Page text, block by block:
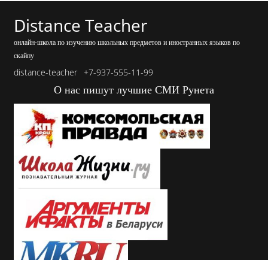
Distance Teacher
онлайн-школа по изучению школьных предметов и иностранных языков по
скайпу
distance-teacher +7-937-555-11-99
О нас пишут лучшие СМИ Рунета